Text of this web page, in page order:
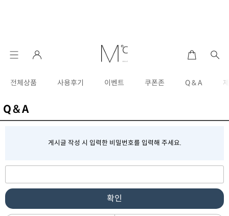
전체상품 사용후기 이벤트 쿠폰존 Q & A
Q & A
게시글 작성 시 입력한 비밀번호를 입력해 주세요.
확인